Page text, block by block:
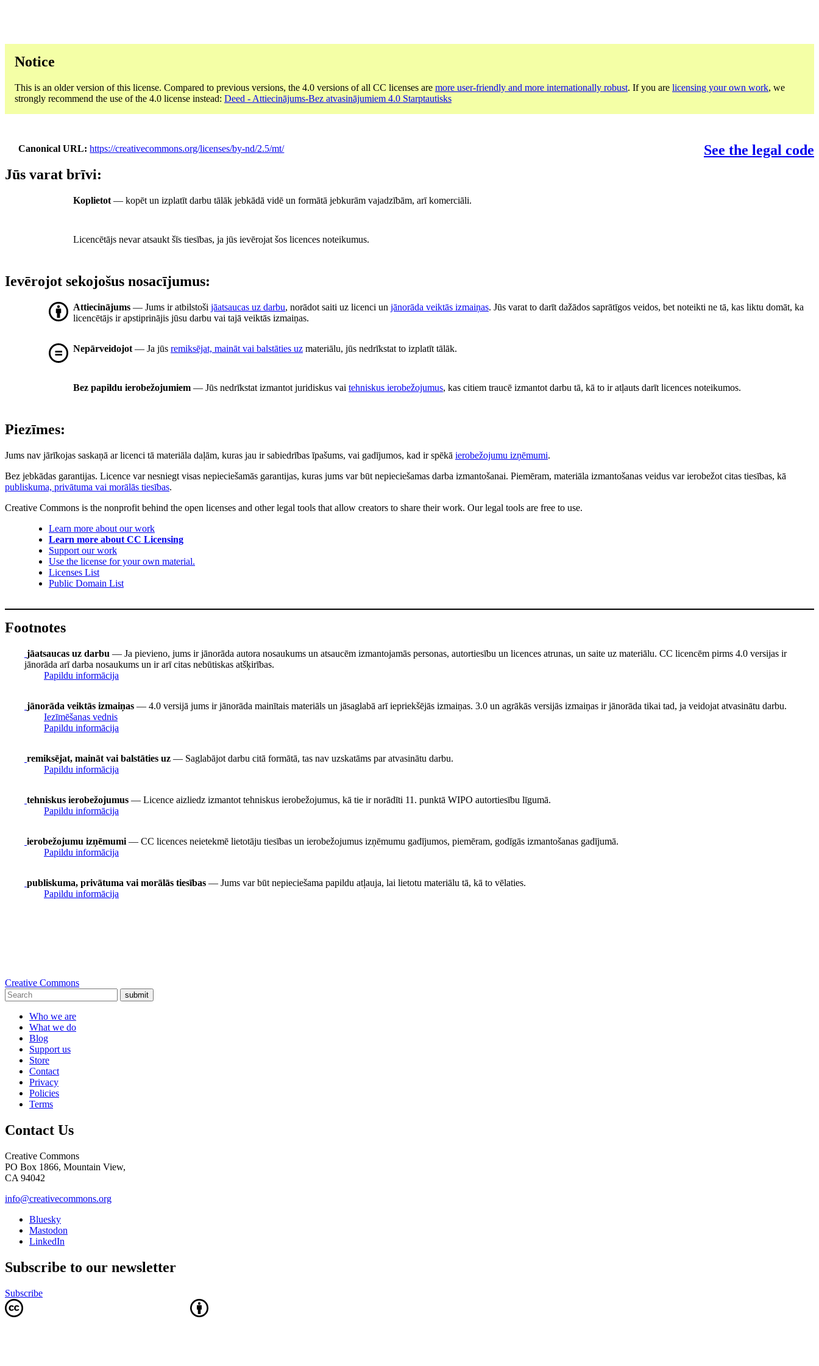
Notice
This is an older version of this license. Compared to previous versions, the 4.0 versions of all CC licenses are more user-friendly and more internationally robust. If you are licensing your own work, we
strongly recommend the use of the 4.0 license instead: Deed - Attiecinājums-Bez atvasinājumiem 4.0 Starptautisks
Canonical URL https://creativecommons.org/licenses/by-nd/2.5/mt/
See the legal code
Jūs varat brīvi:
Koplietot — kopēt un izplatīt darbu tālāk jebkādā vidē un formātā jebkurām vajadzībām, arī komerciāli.
Licencētājs nevar atsaukt šīs tiesības, ja jūs ievērojat šos licences noteikumus.
Ievērojot sekojošus nosacījumus:
Attiecinājums — Jums ir atbilstoši jāatsaucas uz darbu, norādot saiti uz licenci un jānorāda veiktās izmaiņas. Jūs varat to darīt dažādos saprātīgos veidos, bet noteikti ne tā, kas liktu domāt, ka
licencētājs ir apstiprinājis jūsu darbu vai tajā veiktās izmaiņas.
Nepārveidojot — Ja jūs remiksējat, maināt vai balstāties uz materiālu, jūs nedrīkstat to izplatīt tālāk.
Bez papildu ierobežojumiem — Jūs nedrīkstat izmantot juridiskus vai tehniskus ierobežojumus, kas citiem traucē izmantot darbu tā, kā to ir atļauts darīt licences noteikumos.
Piezīmes:
Jums nav jārīkojas saskaņā ar licenci tā materiāla daļām, kuras jau ir sabiedrības īpašums, vai gadījumos, kad ir spēkā ierobežojumu izņēmumi.
Bez jebkādas garantijas. Licence var nesniegt visas nepieciešamās garantijas, kuras jums var būt nepieciešamas darba izmantošanai. Piemēram, materiāla izmantošanas veidus var ierobežot citas tiesības, kā
publiskuma, privātuma vai morālās tiesības.
Creative Commons is the nonprofit behind the open licenses and other legal tools that allow creators to share their work. Our legal tools are free to use.
Learn more about our work
Learn more about CC Licensing
Support our work
Use the license for your own material.
Licenses List
Public Domain List
Footnotes
jāatsaucas uz darbu — Ja pievieno, jums ir jānorāda autora nosaukums un atsaucēm izmantojamās personas, autortiesību un licences atrunas, un saite uz materiālu. CC licencēm pirms 4.0 versijas ir
jānorāda arī darba nosaukums un ir arī citas nebūtiskas atšķirības.
Papildu informācija
jānorāda veiktās izmaiņas — 4.0 versijā jums ir jānorāda mainītais materiāls un jāsaglabā arī iepriekšējās izmaiņas. 3.0 un agrākās versijās izmaiņas ir jānorāda tikai tad, ja veidojat atvasinātu darbu.
Iezīmēšanas vednis
Papildu informācija
remiksējat, maināt vai balstāties uz — Saglabājot darbu citā formātā, tas nav uzskatāms par atvasinātu darbu.
Papildu informācija
tehniskus ierobežojumus — Licence aizliedz izmantot tehniskus ierobežojumus, kā tie ir norādīti 11. punktā WIPO autortiesību līgumā.
Papildu informācija
ierobežojumu izņēmumi — CC licences neietekmē lietotāju tiesības un ierobežojumus izņēmumu gadījumos, piemēram, godīgās izmantošanas gadījumā.
Papildu informācija
publiskuma, privātuma vai morālās tiesības — Jums var būt nepieciešama papildu atļauja, lai lietotu materiālu tā, kā to vēlaties.
Papildu informācija
Creative Commons
submit
Who we are
What we do
Blog
Support us
Store
Contact
Privacy
Policies
Terms
Contact Us
Creative Commons
PO Box 1866, Mountain View,
CA 94042
info@creativecommons.org
Bluesky
Mastodon
LinkedIn
Subscribe to our newsletter
Subscribe